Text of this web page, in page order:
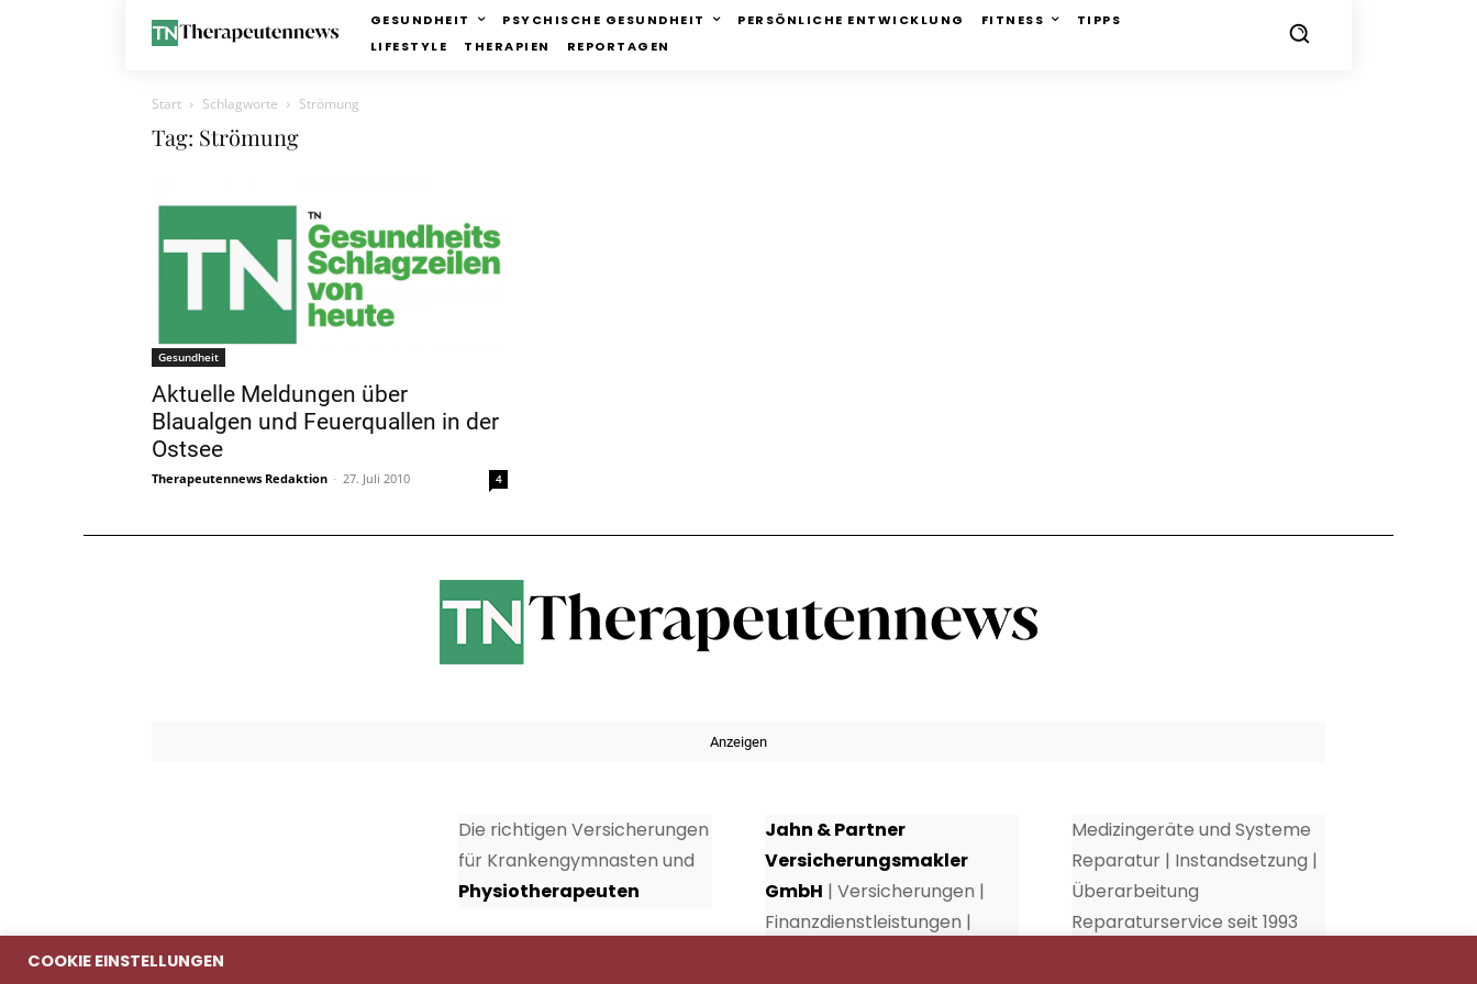
GESUNDHEIT PSYCHISCHE GESUNDHEIT PERSÖNLICHE ENTWICKLUNG FITNESS
TIPPS
LIFESTYLE
THERAPIEN REPORTAGEN
Start Schlagworte Strömung
Tag: Strömung
Gesundheit
Aktuelle Meldungen über
Blaualgen und Feuerquallen in der
Ostsee
Therapeutennews Redaktion - 27. Juli 2010 4
Anzeigen
Die richtigen Versicherungen
für Krankengymnasten und
Physiotherapeuten
Jahn & Partner
Versicherungsmakler
GmbH | Versicherungen |
Finanzdienstleistungen |
Medizingeräte und Systeme
Reparatur | Instandsetzung |
Überarbeitung
Reparaturservice seit 1993
COOKIE EINSTELLUNGEN